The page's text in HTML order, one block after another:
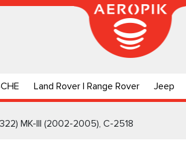
Land Rover | Range Rover Jeep
MK-III (2002-2005), C-2518